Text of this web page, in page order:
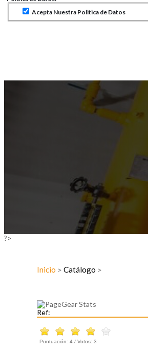
Acepta Nuestra Politica de Datos
?>
Inicio > Catálogo >
Ref:
Puntuación: 4 / Votos: 3